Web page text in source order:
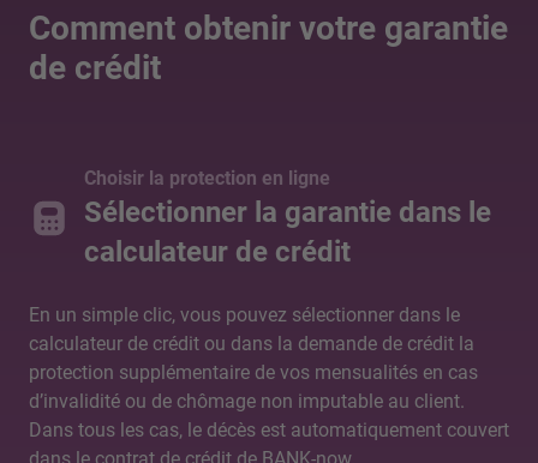
Comment obtenir votre garantie
de crédit
Choisir la protection en ligne
Sélectionner la garantie dans le
calculateur de crédit
En un simple clic, vous pouvez sélectionner dans le
calculateur de crédit ou dans la demande de crédit la
protection supplémentaire de vos mensualités en cas
d’invalidité ou de chômage non imputable au client.
Dans tous les cas, le décès est automatiquement couvert
dans le contrat de crédit de BANK-now.